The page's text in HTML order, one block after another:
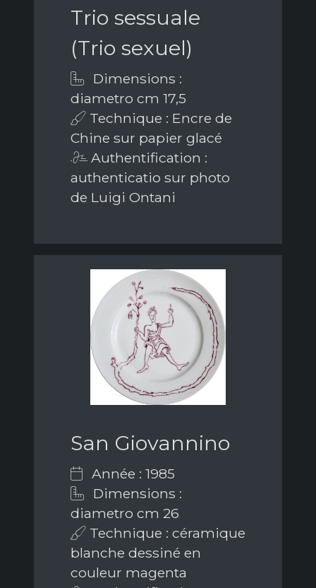
Trio sessuale
(Trio sexuel)
Dimensions :
diametro cm 17,5
Technique : Encre de
Chine sur papier glacé
Authentification :
authenticatio sur photo
de Luigi Ontani
San Giovannino
Année : 1985
Dimensions :
diametro cm 26
Technique : céramique
blanche dessiné en
couleur magenta